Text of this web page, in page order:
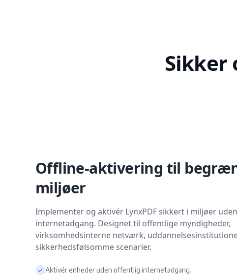
Sikker
Offline-aktivering til
miljøer
Implementer og aktivér LynxPDF sikkert i miljøer uden
internetadgang. Designet til offentlige myndigheder,
virksomhedsinterne netværk,
sikkerhedsfølsomme scenarier.
Aktivér enheder uden offentlig internetadgang.